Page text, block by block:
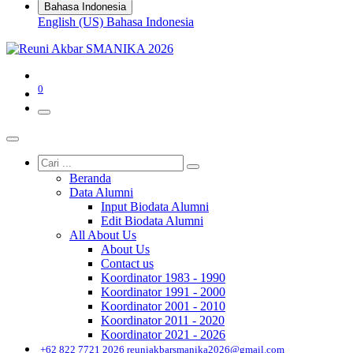
Bahasa Indonesia
English (US) Bahasa Indonesia
0
Beranda
Data Alumni
Input Biodata Alumni
Edit Biodata Alumni
All About Us
About Us
Contact us
Koordinator 1983 - 1990
Koordinator 1991 - 2000
Koordinator 2001 - 2010
Koordinator 2011 - 2020
Koordinator 2021 - 2026
+62 822 7721 2026 reuniakbarsmanika2026@gmail.com